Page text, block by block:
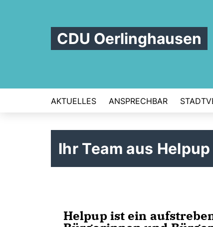
CDU Oerlinghausen
AKTUELLES ANSPRECHBAR
Ihr Team aus
Helpup ist ein